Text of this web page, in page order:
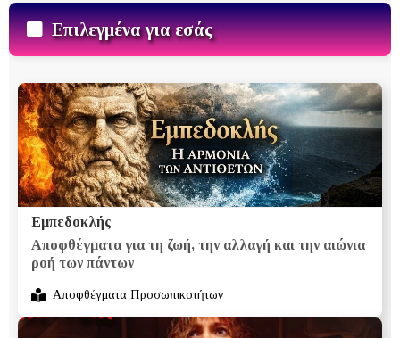
Επιλεγμένα για εσάς
Εμπεδοκλής
Αποφθέγματα για τη ζωή, την αλλαγή και την αιώνια
ροή των πάντων
Αποφθέγματα Προσωπικοτήτων